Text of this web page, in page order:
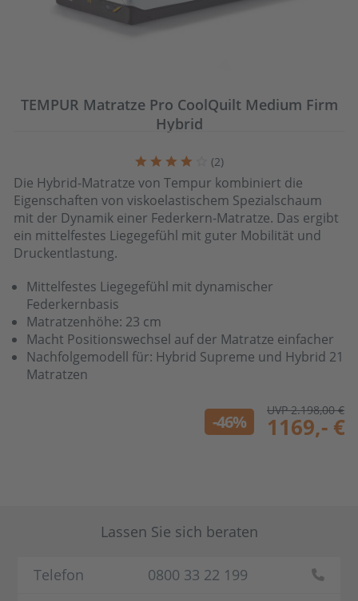
TEMPUR Matratze Pro CoolQuilt Medium Firm
Hybrid
(2)
Die Hybrid-Matratze von Tempur kombiniert die
Eigenschaften von viskoelastischem Spezialschaum
mit der Dynamik einer Federkern-Matratze. Das ergibt
ein mittelfestes Liegegefühl mit guter Mobilität und
Druckentlastung.
Mittelfestes Liegegefühl mit dynamischer
Federkernbasis
Matratzenhöhe: 23 cm
Macht Positionswechsel auf der Matratze einfacher
Nachfolgemodell für: Hybrid Supreme und Hybrid 21
Matratzen
-46% 1169,- €
UVP 2.198,00 €
Lassen Sie sich beraten
Telefon
0800 33 22 199